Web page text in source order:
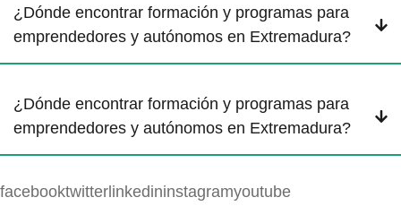
¿Dónde encontrar formación y programas para
emprendedores y autónomos en Extremadura?
¿Dónde encontrar formación y programas para
emprendedores y autónomos en Extremadura?
facebooktwitterlinkedininstagramyoutube